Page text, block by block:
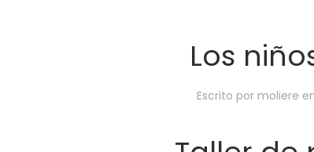
Los
Escrito por moliere